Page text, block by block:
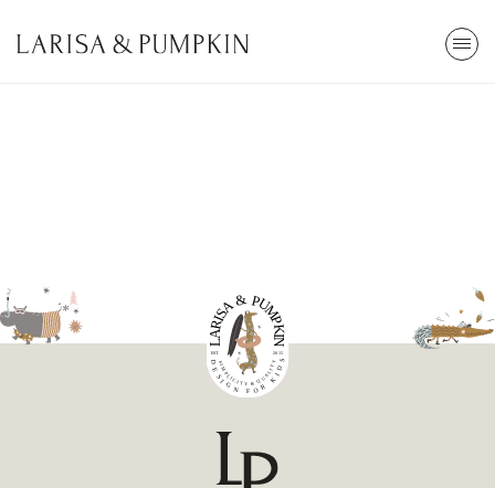
En Çok Arananlar
Popüler Kategoriler
Oyun
Ev Dekor